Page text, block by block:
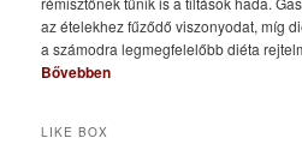
az ételekhez fűződő viszonyodat, míg
a számodra legmegfelelőbb diéta
Bővebben
LIKE BOX